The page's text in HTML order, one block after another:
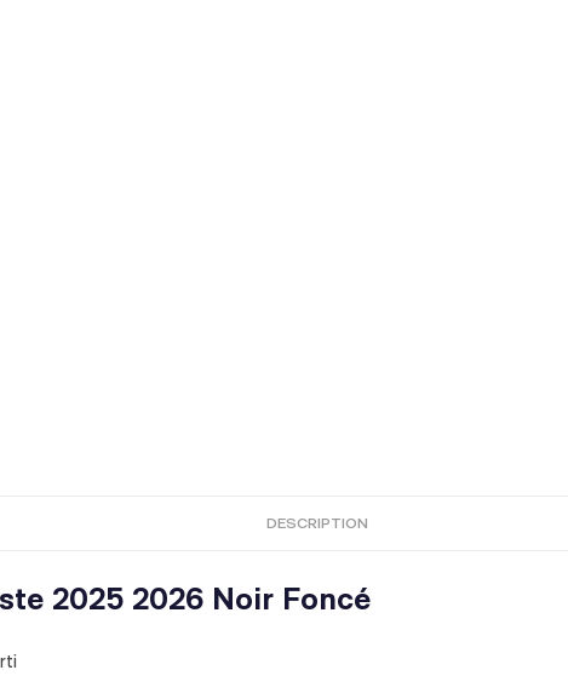
DESCRIPTION
2025 2026 Noir Foncé